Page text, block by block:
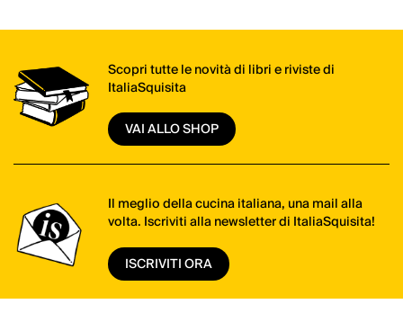
Scopri tutte le novità di libri e riviste di
ItaliaSquisita
VAI ALLO SHOP
Il meglio della cucina italiana, una mail alla
volta. Iscriviti alla newsletter di ItaliaSquisita!
ISCRIVITI ORA